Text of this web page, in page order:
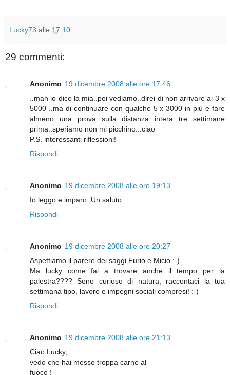
Lucky73 alle 17:10
29 commenti:
Anonimo 19 dicembre 2008 alle ore 17:46
..mah io dico la mia..poi vediamo..direi di non arrivare ai 3 x
5000 ..ma di continuare con qualche 5 x 3000 in più e fare
almeno una prova sulla distanza intera tre settimane
prima..speriamo non mi picchino...ciao
P.S. interessanti riflessioni!
Rispondi
Anonimo 19 dicembre 2008 alle ore 19:13
Io leggo e imparo. Un saluto.
Rispondi
Anonimo 19 dicembre 2008 alle ore 20:27
Aspettiamo il parere dei saggi Furio e Micio :-)
Ma lucky come fai a trovare anche il tempo per la
palestra???? Sono curioso di natura, raccontaci la tua
settimana tipo, lavoro e impegni sociali compresi! :-)
Rispondi
Anonimo 19 dicembre 2008 alle ore 21:13
Ciao Lucky,
vedo che hai messo troppa carne al
fuoco !